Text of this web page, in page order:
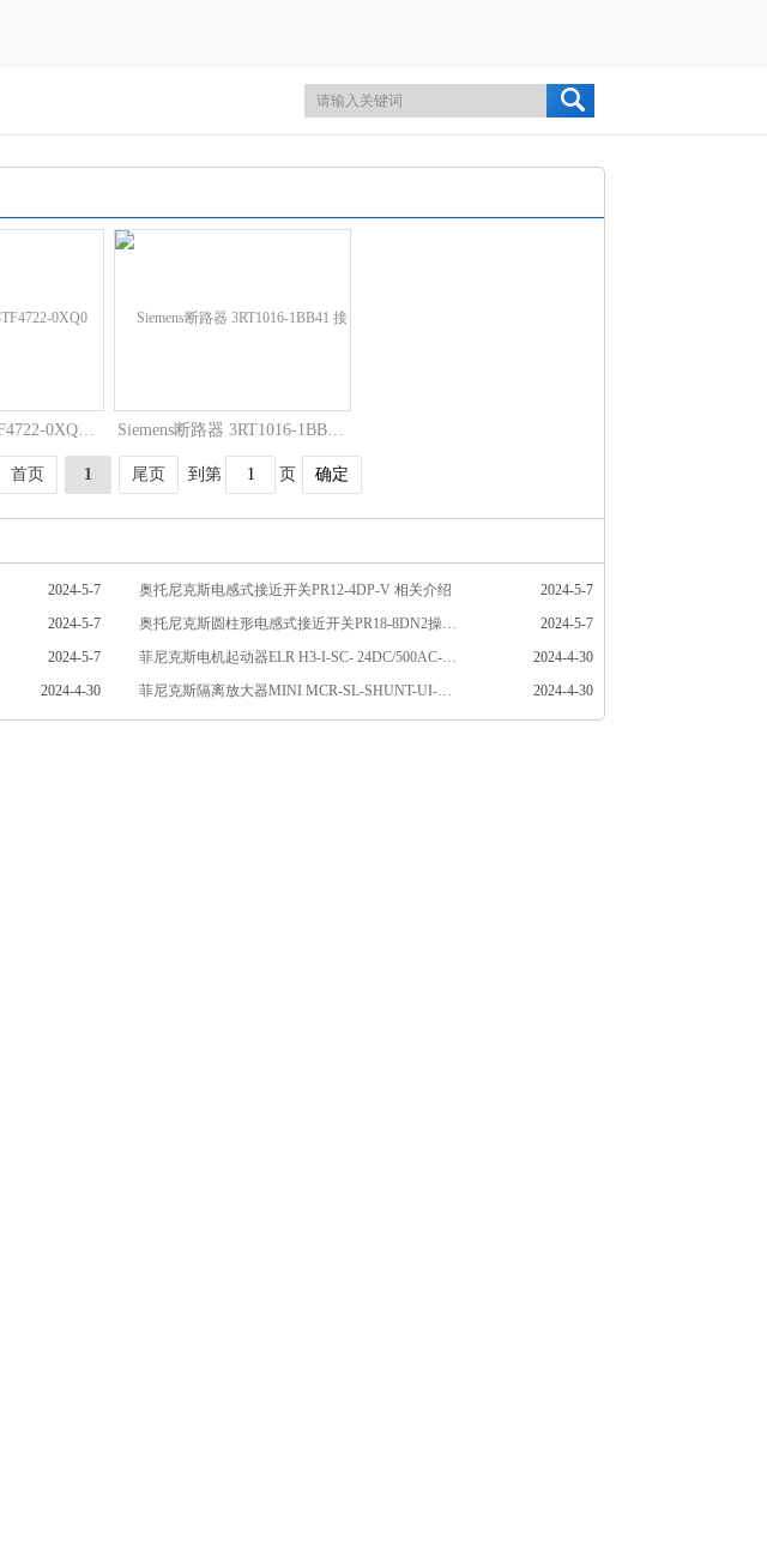
Siemens接触器3TF4722-0XQ0 380V厂家批发特价 全新原装 Siemens断路器 3RT1016-1BB41 接触器全新原装
首页 1 尾页 到第 页 确定
2024-5-7 2024-5-7
奥托尼克斯电感式接近开关PR12-4DP-V 相关介绍
2024-5-7
2024-5-7
奥托尼克斯圆柱形电感式接近开关PR18-8DN2操作使用相关介绍
2024-5-7
2024-4-30
菲尼克斯电机起动器ELR H3-I-SC- 24DC/500AC-9货号2900545介绍
2024-4-30
2024-4-30
菲尼克斯隔离放大器MINI MCR-SL-SHUNT-UI-NC货号2810780相关介绍